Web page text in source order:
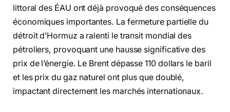
littoral des ÉAU ont déjà provoqué des conséquences
économiques importantes. La fermeture partielle du
détroit d’Hormuz a ralenti le transit mondial des
pétroliers, provoquant une hausse significative des
prix de l’énergie. Le Brent dépasse 110 dollars le baril
et les prix du gaz naturel ont plus que doublé,
impactant directement les marchés internationaux.